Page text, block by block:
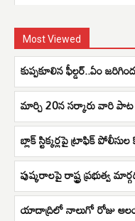
Most Viewed
కుప్పకూలిన ఫీల్డర్..ఏం
మార్చి 20న సర్కారు వారి
బ్లాక్ స్టిక్కర్లపై ట్రాఫిక్
పుష్క‌రాలపై రాష్ట్ర ప్ర‌భుత్వ
యాదాద్రిలో నాలుగో రోజు